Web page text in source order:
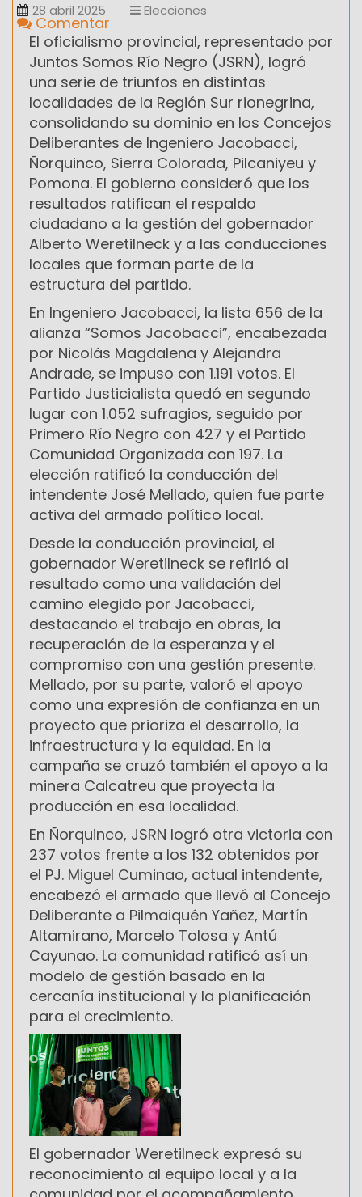
28 abril 2025 Elecciones
Comentar
El oficialismo provincial, representado por
Juntos Somos Río Negro (JSRN), logró
una serie de triunfos en distintas
localidades de la Región Sur rionegrina,
consolidando su dominio en los Concejos
Deliberantes de Ingeniero Jacobacci,
Ñorquinco, Sierra Colorada, Pilcaniyeu y
Pomona. El gobierno consideró que los
resultados ratifican el respaldo
ciudadano a la gestión del gobernador
Alberto Weretilneck y a las conducciones
locales que forman parte de la
estructura del partido.
En Ingeniero Jacobacci, la lista 656 de la
alianza “Somos Jacobacci”, encabezada
por Nicolás Magdalena y Alejandra
Andrade, se impuso con 1.191 votos. El
Partido Justicialista quedó en segundo
lugar con 1.052 sufragios, seguido por
Primero Río Negro con 427 y el Partido
Comunidad Organizada con 197. La
elección ratificó la conducción del
intendente José Mellado, quien fue parte
activa del armado político local.
Desde la conducción provincial, el
gobernador Weretilneck se refirió al
resultado como una validación del
camino elegido por Jacobacci,
destacando el trabajo en obras, la
recuperación de la esperanza y el
compromiso con una gestión presente.
Mellado, por su parte, valoró el apoyo
como una expresión de confianza en un
proyecto que prioriza el desarrollo, la
infraestructura y la equidad. En la
campaña se cruzó también el apoyo a la
minera Calcatreu que proyecta la
producción en esa localidad.
En Ñorquinco, JSRN logró otra victoria con
237 votos frente a los 132 obtenidos por
el PJ. Miguel Cuminao, actual intendente,
encabezó el armado que llevó al Concejo
Deliberante a Pilmaiquén Yañez, Martín
Altamirano, Marcelo Tolosa y Antú
Cayunao. La comunidad ratificó así un
modelo de gestión basado en la
cercanía institucional y la planificación
para el crecimiento.
El gobernador Weretilneck expresó su
reconocimiento al equipo local y a la